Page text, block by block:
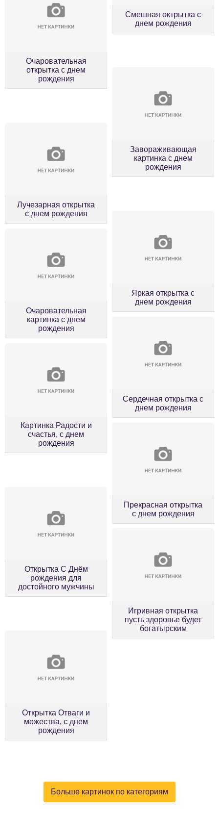
Очаровательная
открытка с днем
рождения
Смешная октрытка с
днем рождения
Лучезарная открытка
с днем рождения
Завораживающая
картинка с днем
рождения
Очаровательная
картинка с днем
рождения
Яркая открытка с
днем рождения
Картинка Радости и
счастья, с днем
рождения
Сердечная открытка с
днем рождения
Открытка С Днём
рождения для
достойного мужчины
Прекрасная открытка
с днем рождения
Открытка Отваги и
можества, с днем
рождения
Игривная открытка
пусть здоровье будет
богатырским
Больше картинок по категориям